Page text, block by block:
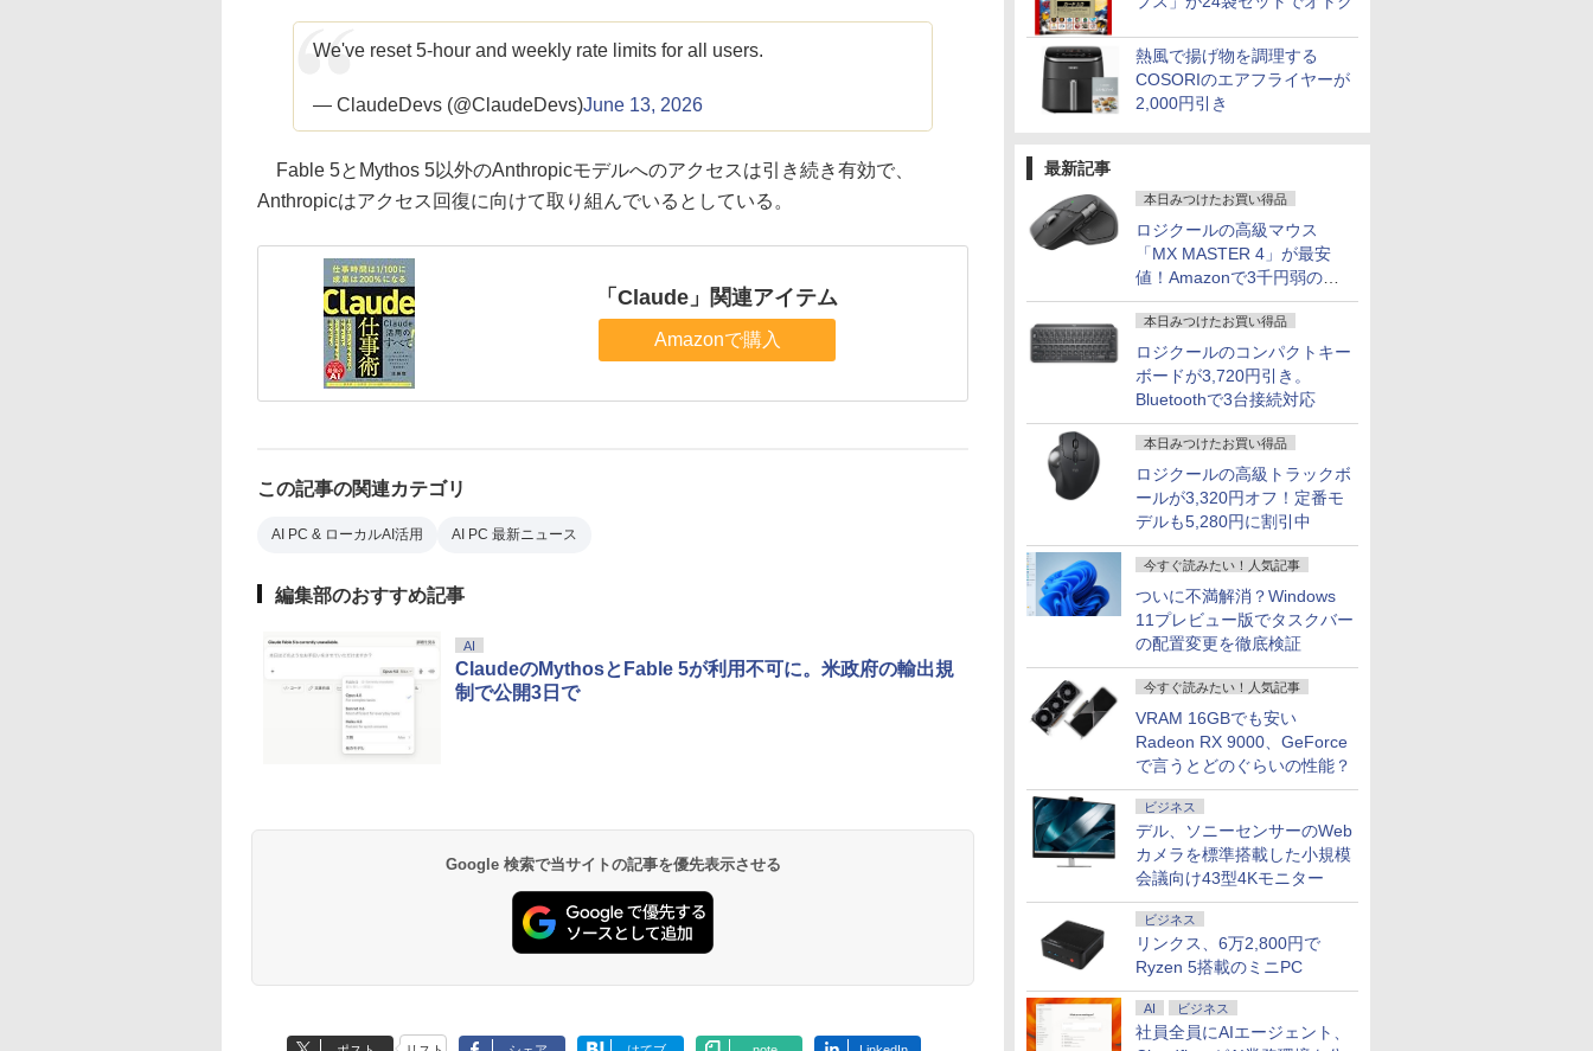
熱風で揚げ物を調理する
COSORIのエアフライヤーが
2,000円引き
最新記事
本日みつけたお買い得品
ロジクールの高級マウス
「MX MASTER 4」が最安
値！Amazonで3千円弱の割
引
本日みつけたお買い得品
ロジクールのコンパクトキー
ボードが3,720円引き。
Bluetoothで3台接続対応
本日みつけたお買い得品
ロジクールの高級トラックボ
ールが3,320円オフ！定番モ
デルも5,280円に割引中
今すぐ読みたい！人気記事
ついに不満解消？Windows
11プレビュー版でタスクバー
の配置変更を徹底検証
今すぐ読みたい！人気記事
VRAM 16GBでも安い
Radeon RX 9000、GeForce
で言うとどのぐらいの性能？
ビジネス
デル、ソニーセンサーのWeb
カメラを標準搭載した小規模
会議向け43型4Kモニター
ビジネス
リンクス、6万2,800円で
Ryzen 5搭載のミニPC
AI ビジネス
社員全員にAIエージェント、
We've reset 5-hour and weekly rate limits for all users.
— ClaudeDevs (@ClaudeDevs)June 13, 2026
Fable 5とMythos 5以外のAnthropicモデルへのアクセスは引き続き有効で、
Anthropicはアクセス回復に向けて取り組んでいるとしている。
「Claude」関連アイテム
Amazonで購入
この記事の関連カテゴリ
AI PC & ローカルAI活用 AI PC 最新ニュース
編集部のおすすめ記事
AI
ClaudeのMythosとFable 5が利用不可に。米政府の輸出規
制で公開3日で
Google 検索で当サイトの記事を優先表示させる